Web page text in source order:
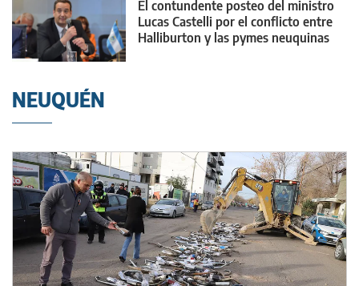
El contundente posteo del ministro
Lucas Castelli por el conflicto entre
Halliburton y las pymes neuquinas
NEUQUÉN